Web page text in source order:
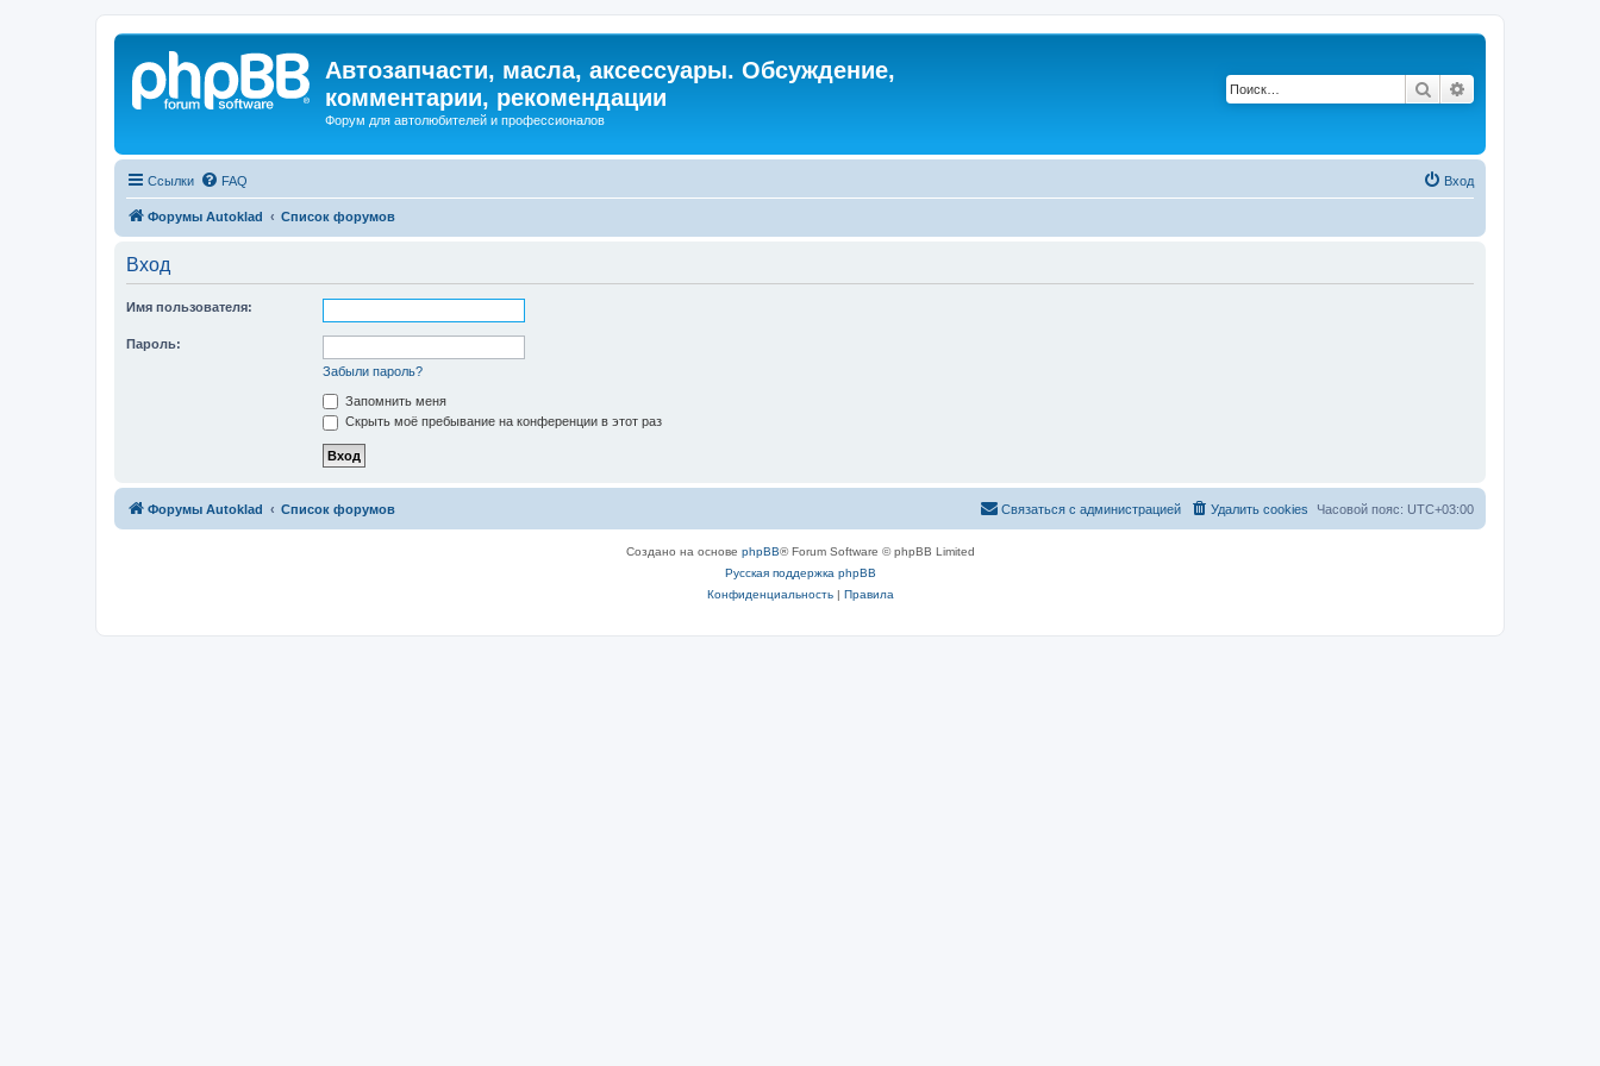
Автозапчасти, масла, аксессуары. Обсуждение,
комментарии, рекомендации
Форум для автолюбителей и профессионалов
Поиск
Ссылки FAQ Вход
Форумы Autoklad Список форумов
Вход
Имя пользователя:
Пароль:
Забыли пароль?
Запомнить меня
Скрыть моё пребывание на конференции в этот раз
Форумы Autoklad Список форумов Часовой пояс: UTC+03:00
Удалить cookies
Связаться с администрацией
Создано на основе phpBB® Forum Software © phpBB Limited
Русская поддержка phpBB
Конфиденциальность| Правила